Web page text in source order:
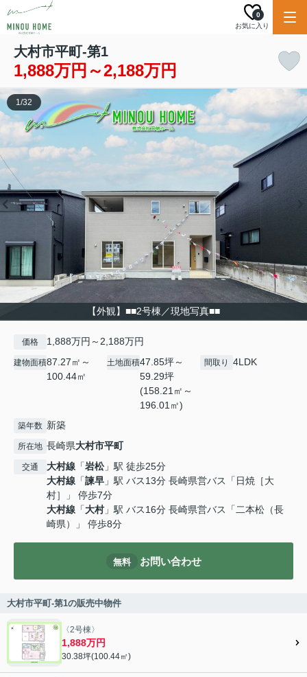
お気に入り
0
大村市平町-第1
1,888万円～2,188万円
【外観】■■2号棟／現地写真■■
1/32
価格 1,888万円～2,188万円
建物面積87.27㎡～
100.44㎡
土地面積47.85坪～
59.29坪
(158.21㎡～
196.01㎡)
間取り 4LDK
築年数 新築
所在地 長崎県大村市平町
交通 大村線 「岩松」駅 徒歩25分
大村線 「諫早 」駅 バス13分 長崎県営バス「日焼［大
村］」 停歩7分
大村線 「大村」駅 バス16分 長崎県営バス「二本松（長
崎県）」 停歩8分
無料 お問い合わせ
大村市平町-第1の販売中物件
〈2号棟〉
1,888万円
30.38坪(100.44㎡)